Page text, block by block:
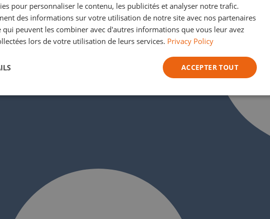
pour personnaliser le contenu, les publicités et analyser notre trafic.
des informations sur votre utilisation de notre site avec nos partenaires
qui peuvent les combiner avec d'autres informations que vous leur avez
lors de votre utilisation de leurs services. Privacy Policy
ACCEPTER TOUT